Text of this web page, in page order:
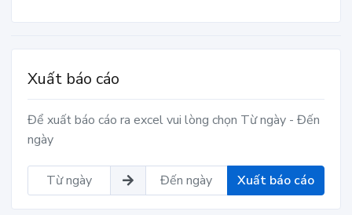
Xuất báo cáo
Để xuất báo cáo ra excel vui lòng chọn Từ ngày - Đến
ngày
Xuất báo cáo